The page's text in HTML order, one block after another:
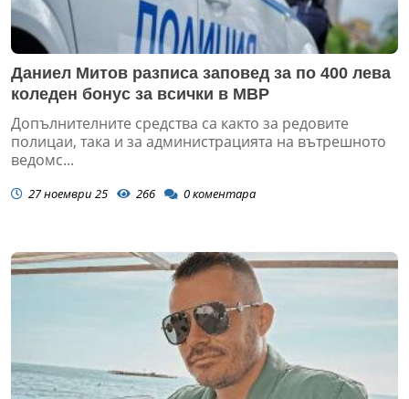
Даниел Митов разписа заповед за по 400 лева
коледен бонус за всички в МВР
Допълнителните средства са както за редовите
полицаи, така и за администрацията на вътрешното
ведомс...
27 ноември 25 266 0коментара